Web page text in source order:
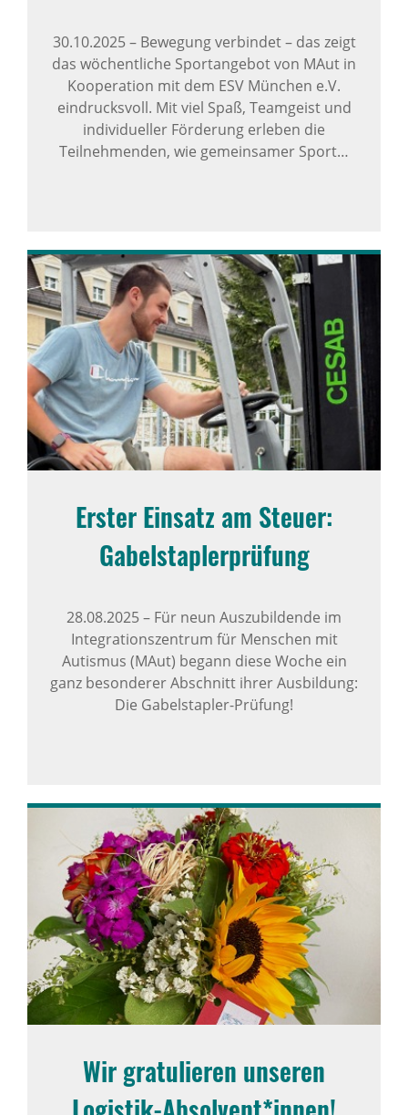
30.10.2025–Bewegung verbindet – das zeigt
das wöchentliche Sportangebot von MAut in
Kooperation mit dem ESV München e.V.
eindrucksvoll. Mit viel Spaß, Teamgeist und
individueller Förderung erleben die
Teilnehmenden, wie gemeinsamer Sport…
Erster Einsatz am Steuer:
Gabel­stap­ler­prü­fung
28.08.2025– Für neun Auszubildende im
Integrationszentrum für Menschen mit
Autismus (MAut) begann diese Woche ein
ganz besonderer Abschnitt ihrer Ausbildung:
Die Gabelstapler-Prüfung!
Wir gratu­lieren unseren